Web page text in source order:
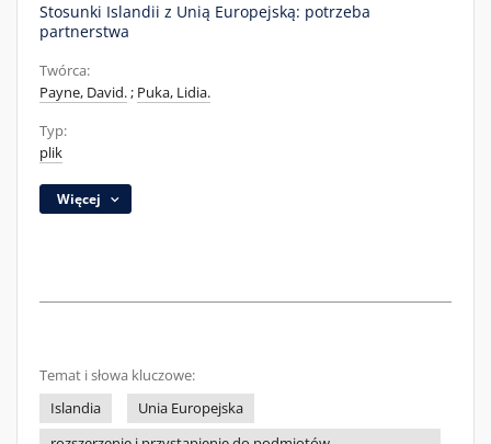
Stosunki Islandii z Unią Europejską: potrzeba
partnerstwa
Twórca:
Payne, David.; Puka, Lidia.
Typ:
plik
Więcej
Temat i słowa kluczowe:
Islandia
Unia Europejska